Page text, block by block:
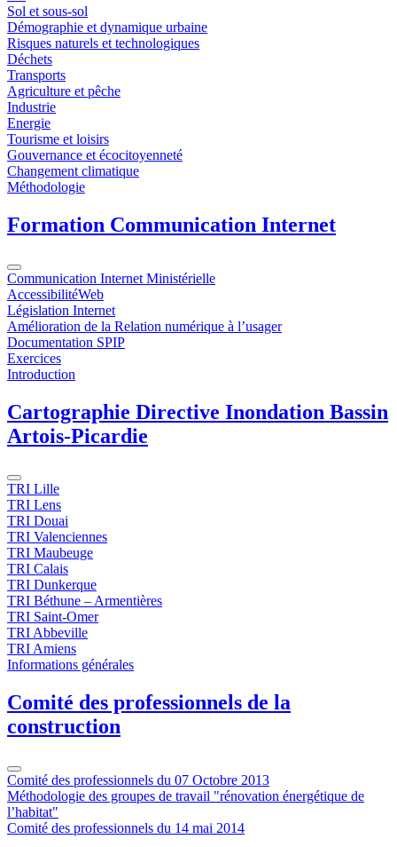
Sol et sous-sol
Démographie et dynamique urbaine
Risques naturels et technologiques
Déchets
Transports
Agriculture et pêche
Industrie
Energie
Tourisme et loisirs
Gouvernance et écocitoyenneté
Changement climatique
Méthodologie
Formation Communication Internet
Communication Internet Ministérielle
AccessibilitéWeb
Législation Internet
Amélioration de la Relation numérique à l’usager
Documentation SPIP
Exercices
Introduction
Cartographie Directive Inondation Bassin
Artois-Picardie
TRI Lille
TRI Lens
TRI Douai
TRI Valenciennes
TRI Maubeuge
TRI Calais
TRI Dunkerque
TRI Béthune – Armentières
TRI Saint-Omer
TRI Abbeville
TRI Amiens
Informations générales
Comité des professionnels de la
construction
Comité des professionnels du 07 Octobre 2013
Méthodologie des groupes de travail "rénovation énergétique de
l’habitat"
Comité des professionnels du 14 mai 2014